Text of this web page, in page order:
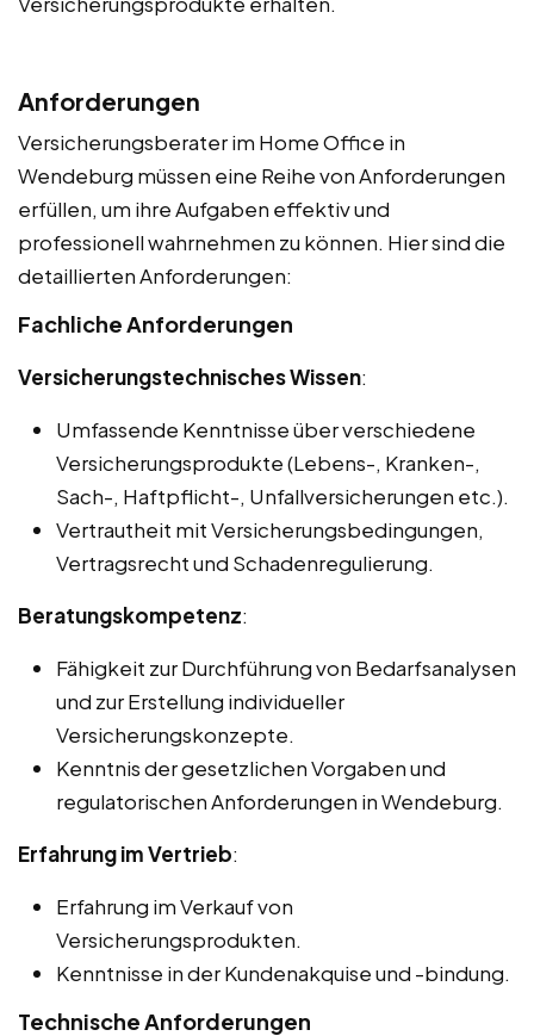
Anforderungen
Versicherungsberater im Home Office in
Wendeburg müssen eine Reihe von Anforderungen
erfüllen, um ihre Aufgaben effektiv und
professionell wahrnehmen zu können. Hier sind die
detaillierten Anforderungen:
Fachliche Anforderungen
Versicherungstechnisches Wissen:
Umfassende Kenntnisse über verschiedene
Versicherungsprodukte (Lebens-, Kranken-,
Sach-, Haftpflicht-, Unfallversicherungen etc.).
Vertrautheit mit Versicherungsbedingungen,
Vertragsrecht und Schadenregulierung.
Beratungskompetenz:
Fähigkeit zur Durchführung von Bedarfsanalysen
und zur Erstellung individueller
Versicherungskonzepte.
Kenntnis der gesetzlichen Vorgaben und
regulatorischen Anforderungen in Wendeburg.
Erfahrung im Vertrieb:
Erfahrung im Verkauf von
Versicherungsprodukten.
Kenntnisse in der Kundenakquise und -bindung.
Technische Anforderungen